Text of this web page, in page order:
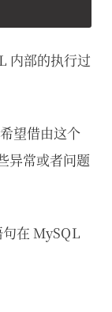
内部的执行过
望借由这个
异常或者问题
在 MySQL